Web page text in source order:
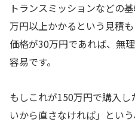
トランスミッションなどの
万円以上かかるという見積
価格が30万円であれば、無
容易です。
もしこれが150万円で購入
いから直さなければ」とい